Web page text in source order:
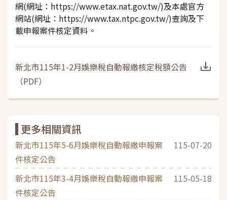
網(網址：https://www.etax.nat.gov.tw/)及本處官方
網站(網址：https://www.tax.ntpc.gov.tw/)查詢及下
載申報案件核定資料。
新北市115年1-2月娛樂稅自動報繳核定稅額公告
（PDF）
更多相關資訊
新北市115年5-6月娛樂稅自動報繳申報案
件核定公告
115-07-20
新北市115年3-4月娛樂稅自動報繳申報案
件核定公告
115-05-18